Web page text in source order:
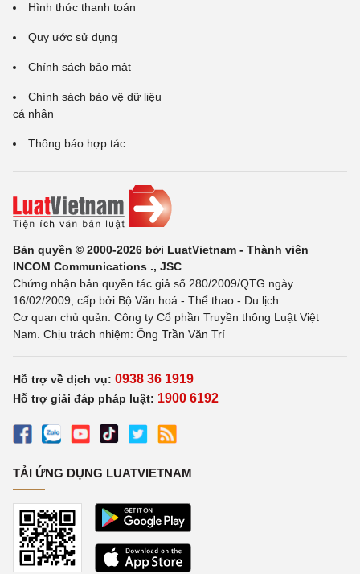
Hình thức thanh toán
Quy ước sử dụng
Chính sách bảo mật
Chính sách bảo vệ dữ liệu
cá nhân
Thông báo hợp tác
Bản quyền © 2000-2026 bởi LuatVietnam - Thành viên
INCOM Communications ., JSC
Chứng nhận bản quyền tác giả số 280/2009/QTG ngày
16/02/2009, cấp bởi Bộ Văn hoá - Thể thao - Du lịch
Cơ quan chủ quản: Công ty Cổ phần Truyền thông Luật Việt
Nam. Chịu trách nhiệm: Ông Trần Văn Trí
Hỗ trợ về dịch vụ: 0938 36 1919
Hỗ trợ giải đáp pháp luật: 1900 6192
TẢI ỨNG DỤNG LUATVIETNAM